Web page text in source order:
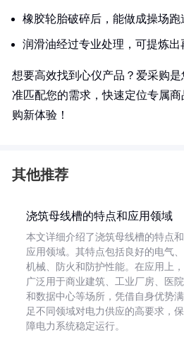
橡胶轮胎破碎后，能做成操场跑
润滑油经过专业处理，可提炼出
想要高效找到心仪产品？爱采购
准匹配您的需求，快速定位专属
购新体验！
其他推荐
浇筑母线槽的特点和应用领域
本文详细介绍了浇筑母线槽的特点和
应用领域。其特点包括良好的电气、
机械、防火和防护性能。在应用上，
广泛用于商业建筑、工业厂房、医院
和数据中心等场所，凭借自身优势满
足不同领域对电力供应的高要求，保
障电力系统稳定运行。